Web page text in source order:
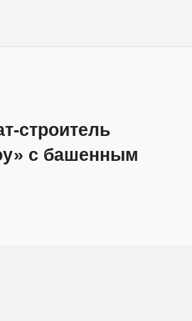
строитель
с башенным